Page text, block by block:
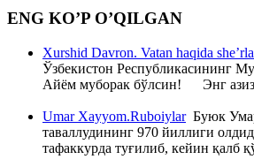
ENG KO’P O’QILGAN
Xurshid Davron. Vatan haqida
Ўзбекистон Республикасининг
Айём муборак бўлсин! Энг
Umar Xayyom.RuboiylarБуюк
таваллудининг 970 йиллиги
тафаккурда туғилиб, кейин қалб